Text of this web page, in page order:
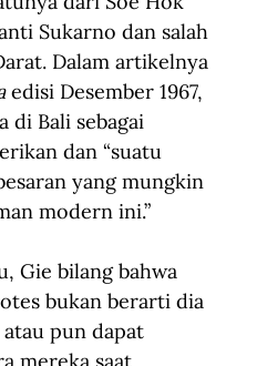
Sukarno dan salah
Dalam artikelnya
edisi Desember 1967,
di Bali sebagai
dan “suatu
yang mungkin
modern ini.”
Gie bilang bahwa
bukan berarti dia
pun dapat